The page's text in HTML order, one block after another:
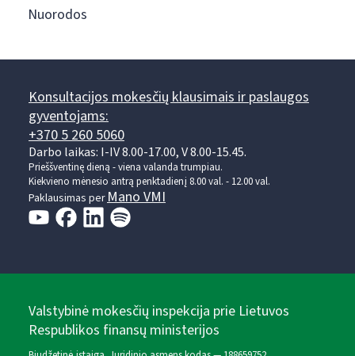
Nuorodos
Konsultacijos mokesčių klausimais ir paslaugos
gyventojams:
+370 5 260 5060
Darbo laikas: I-IV 8.00-17.00, V 8.00-15.45.
Prieššventinę dieną - viena valanda trumpiau.
Kiekvieno mėnesio antrą penktadienį 8.00 val. - 12.00 val.
Paklausimas perMano VMI
Valstybinė mokesčių inspekcija prie Lietuvos
Respublikos finansų ministerijos